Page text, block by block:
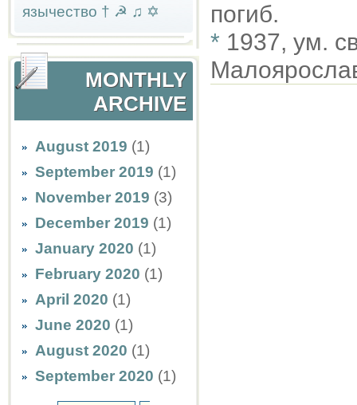
язычество † ☭ ♫ ✡
MONTHLY
ARCHIVE
August 2019 (1)
September 2019 (1)
November 2019 (3)
December 2019 (1)
January 2020 (1)
February 2020 (1)
April 2020 (1)
June 2020 (1)
August 2020 (1)
September 2020 (1)
погиб.
* 1937, ум.